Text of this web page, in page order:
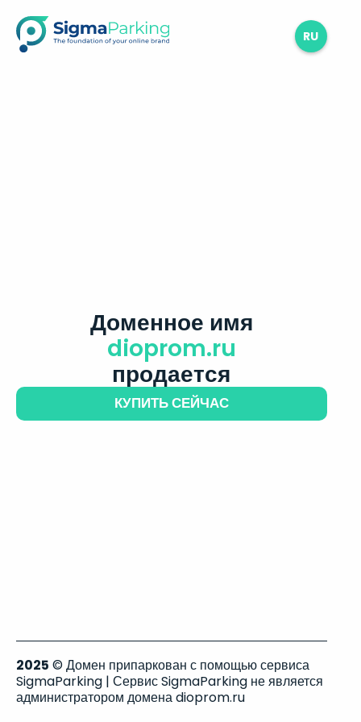
RU
Доменное имя
dioprom.ru
продается
КУПИТЬ СЕЙЧАС
2025 © Домен припаркован с помощью сервиса
SigmaParking | Сервис SigmaParking не является
администратором домена dioprom.ru